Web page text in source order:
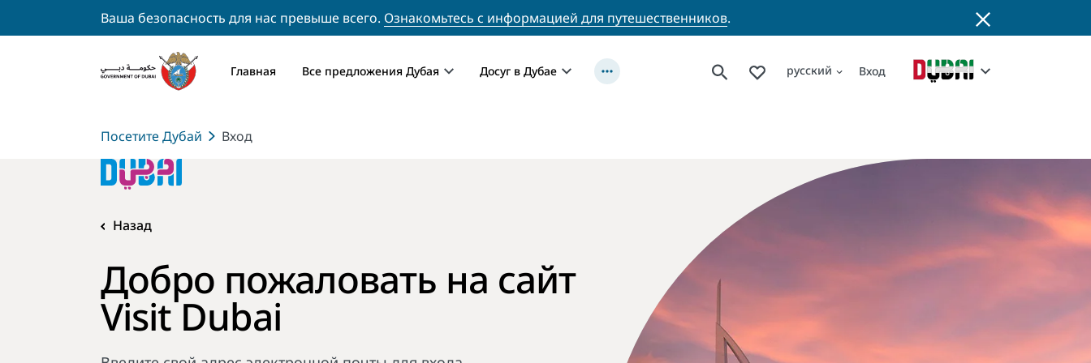
Ваша безопасность для нас превыше всего. Ознакомьтесь с информацией для путешественников.
Главная Все предложения Дубая Досуг в Дубае русский Вход
Посетите Дубай Вход
Назад
Добро пожаловать на сайт
Visit Dubai